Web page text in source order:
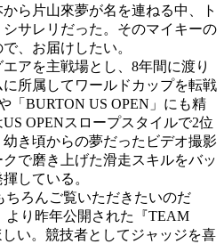
ら片山來夢が名を連ねる中、ト
サレリだった。そのマイキーの
、お届けしたい。
アを主戦場とし、8年間に渡り
所属してワールドカップを転戦
「BURTON US OPEN」にも精
OPENスロープスタイルで2位
き頃からの夢だったビデオ撮影
で磨き上げた滑走スキルをバッ
している。
ろんご覧いただきたいのだ
より昨年公開された『TEAM
い。競技者としてジャッジを喜